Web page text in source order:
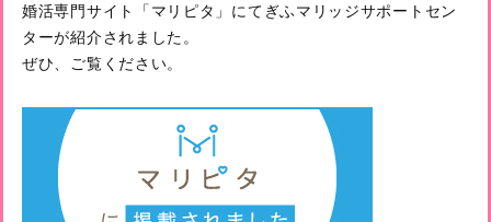
婚活専門サイト「 マリピタ 」にてぎふマリッジサポートセン
ターが紹介されました。
ぜひ、ご覧ください。